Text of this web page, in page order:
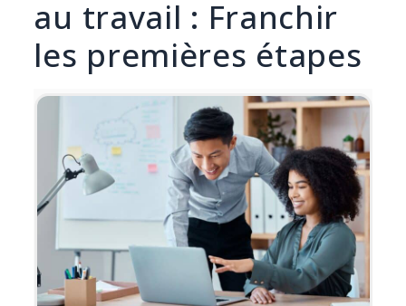
au travail : Franchir
les premières étapes